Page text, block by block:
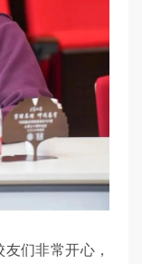
们非常开心，